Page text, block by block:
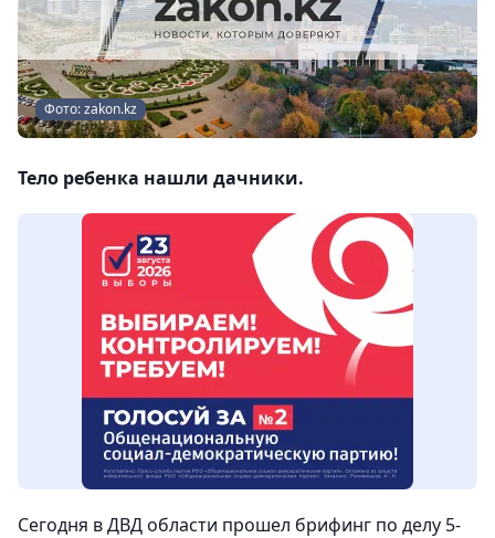
Фото: zakon.kz
Тело ребенка нашли дачники.
Сегодня в ДВД области прошел брифинг по делу 5-